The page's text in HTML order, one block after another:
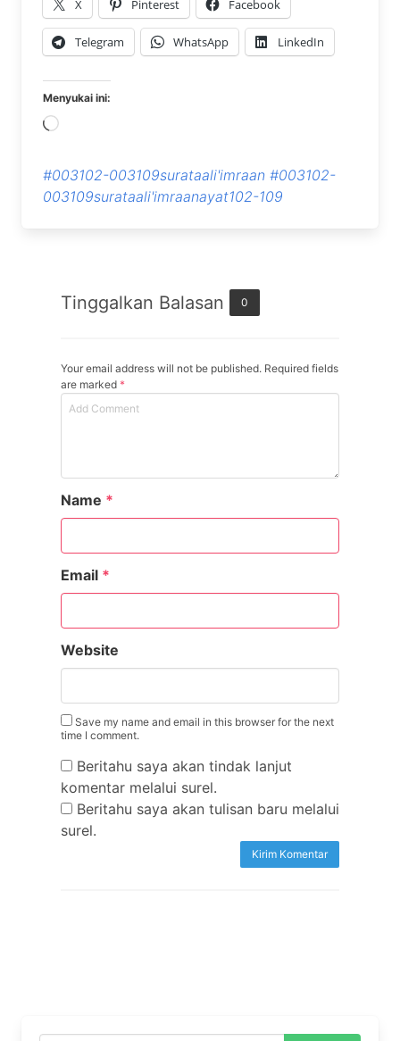
X Pinterest Facebook
Telegram WhatsApp LinkedIn
Menyukai ini:
Memuat...
#003102-003109surataali'imraan #003102-
003109surataali'imraanayat102-109
Tinggalkan Balasan 0
Your email address will not be published. Required fields
are marked *
Name *
Email *
Website
Save my name and email in this browser for the next
time I comment.
Beritahu saya akan tindak lanjut
komentar melalui surel.
Beritahu saya akan tulisan baru melalui
surel.